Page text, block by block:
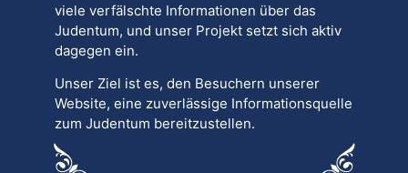
viele verfälschte Informationen über das
Judentum, und unser Projekt setzt sich aktiv
dagegen ein.
Unser Ziel ist es, den Besuchern unserer
Website, eine zuverlässige Informationsquelle
zum Judentum bereitzustellen.